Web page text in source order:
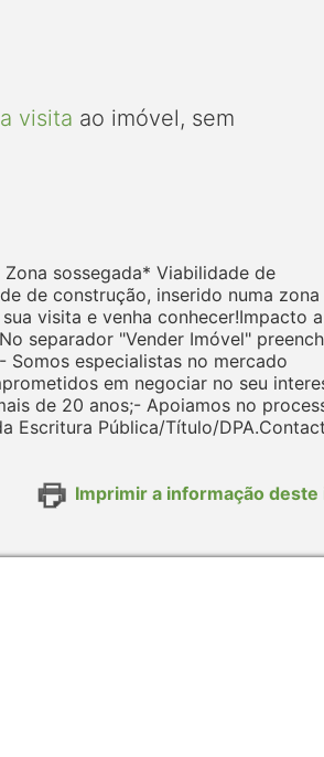
visita ao imóvel, sem
sossegada* Viabilidade de
de construção, inserido numa zona
visita e venha conhecer!Impacto
separador "Vender Imóvel"
especialistas no mercado
em negociar no seu
de 20 anos;- Apoiamos no
Escritura Pública/Título/
Imprimir a informação deste